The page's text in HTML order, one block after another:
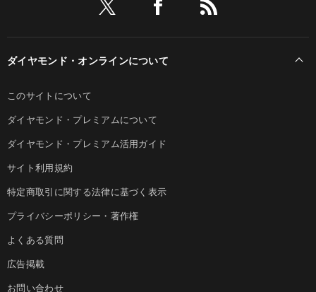
ダイヤモンド・オンラインについて
このサイトについて
ダイヤモンド・プレミアムについて
ダイヤモンド・プレミアム活用ガイド
サイト利用規約
特定商取引に関する法律に基づく表示
プライバシーポリシー・著作権
よくある質問
広告掲載
お問い合わせ